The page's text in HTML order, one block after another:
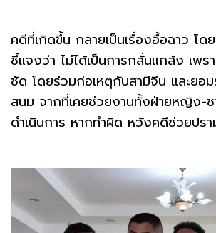
คดีที่เกิดขึ้น กลายเป็นเรื่องอื้อฉาว โ
ชี้แจงว่า ไม่ได้เป็นการกลั่นแกล้ง เพร
ชัด โดยร่วมก่อเหตุกับสามีจีน และยอ
สนม จากที่เคยช่วยงานทั้งฝ่ายหญิง-
ดำเนินการ หากทำผิด หวังคดีช่วยปร